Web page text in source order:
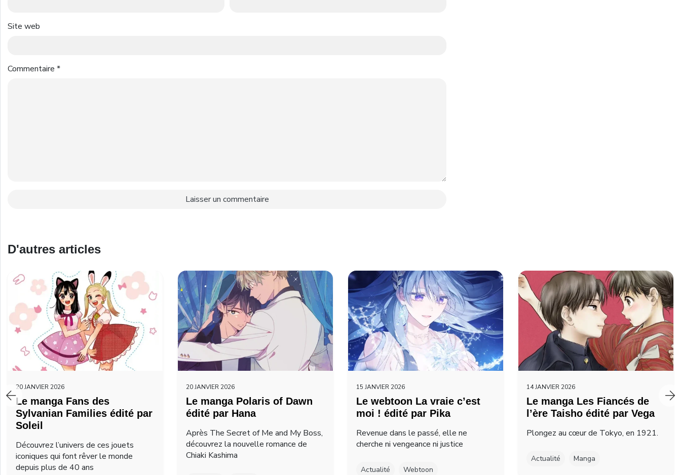
Site web
Commentaire *
D'autres articles
20 JANVIER 2026
Le manga Fans des
Sylvanian Families édité par
Soleil
Découvrez l’univers de ces jouets
iconiques qui font rêver le monde
depuis plus de 40 ans
20 JANVIER 2026
Le manga Polaris of Dawn
édité par Hana
Après The Secret of Me and My Boss,
découvrez la nouvelle romance de
Chiaki Kashima
15 JANVIER 2026
Le webtoon La vraie c’est
moi ! édité par Pika
Revenue dans le passé, elle ne
cherche ni vengeance ni justice
Actualité Webtoon
14 JANVIER 2026
Le manga Les Fiancés de
l’ère Taisho édité par Vega
Plongez au cœur de Tokyo, en 1921.
Actualité Manga